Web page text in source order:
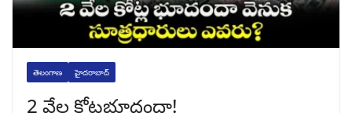
తెలంగాణ హైదరాబాద్
2 వేల కోట్లభూదందా!